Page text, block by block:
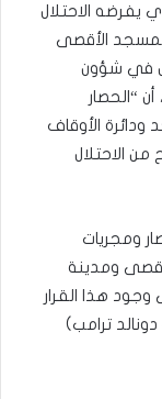
يفرضه الاحتلال
الأقصى
في شؤون
“الحصار
ودائرة الأوقاف
الاحتلال
ومجريات
ومدينة
وجود هذا القرار
دونالد ترامب)